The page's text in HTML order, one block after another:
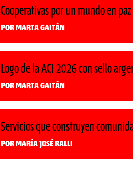
Cooperativas por un mundo en paz
Por Marta Gaitán
Logo de la ACI 2026 con sello
Por Marta Gaitán
Servicios que construyen
Por María José Ralli